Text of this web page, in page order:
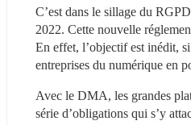
C’est dans le sillage du
2022. Cette nouvelle
En effet, l’objectif est inédit,
entreprises du numérique en
Avec le DMA, les grandes
série d’obligations qui s’y